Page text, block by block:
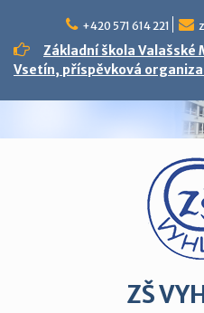
content
+420 571 614 221
Základní škola Valašské
Vsetín, příspěvková
ZŠ